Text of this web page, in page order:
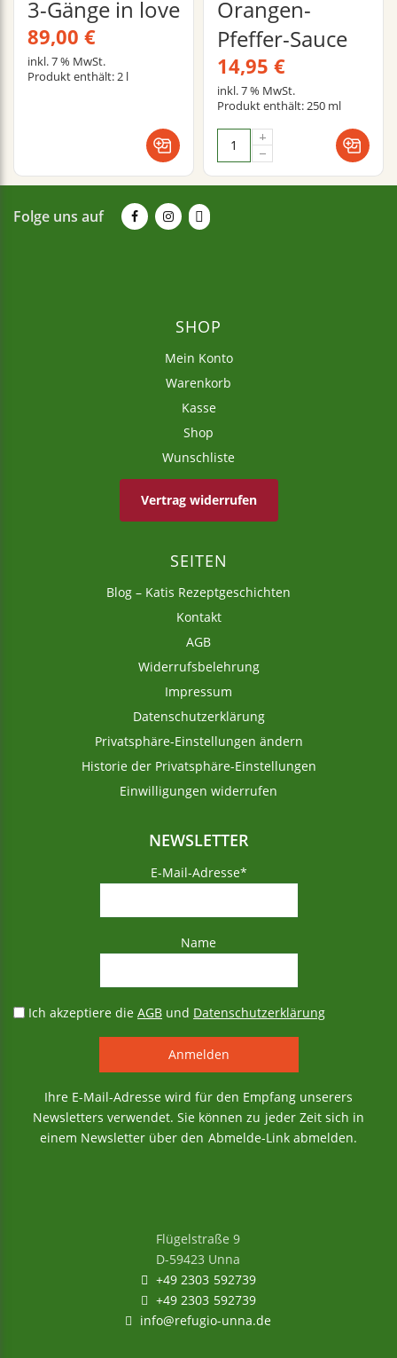
3-Gänge in love
89,00 €
inkl. 7 % MwSt.
Produkt enthält: 2 l
Orangen-
Pfeffer-Sauce
14,95 €
inkl. 7 % MwSt.
Produkt enthält: 250 ml
Folge uns auf
SHOP
Mein Konto
Warenkorb
Kasse
Shop
Wunschliste
Vertrag widerrufen
SEITEN
Blog – Katis Rezeptgeschichten
Kontakt
AGB
Widerrufsbelehrung
Impressum
Datenschutzerklärung
Privatsphäre-Einstellungen ändern
Historie der Privatsphäre-Einstellungen
Einwilligungen widerrufen
NEWSLETTER
E-Mail-Adresse*
Name
Ich akzeptiere dieAGB und Datenschutzerklärung
Ihre E-Mail-Adresse wird für den Empfang unserers
Newsletters verwendet. Sie können zu jeder Zeit sich in
einem Newsletter über den Abmelde-Link abmelden.
Flügelstraße 9
D-59423 Unna
+49 2303 592739
+49 2303 592739
info@refugio-unna.de